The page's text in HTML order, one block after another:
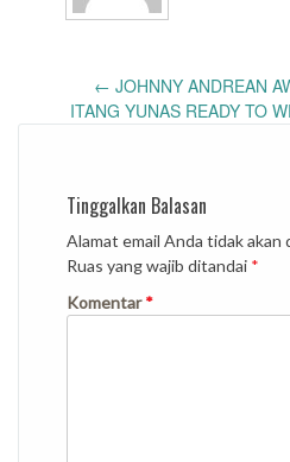
navigation
← JOHNNY ANDREAN
ITANG YUNAS READY TO
Tinggalkan Balasan
Alamat email Anda tidak akan
Ruas yang wajib ditandai *
Komentar*